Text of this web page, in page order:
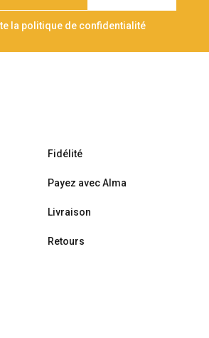
la politique de confidentialité
Fidélité
Payez avec Alma
Livraison
Retours